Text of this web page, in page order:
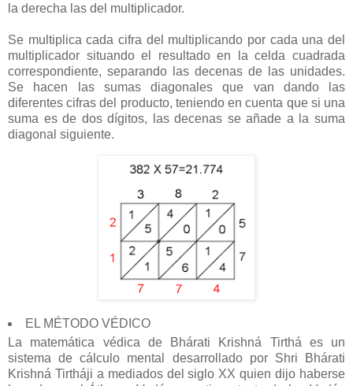
la derecha las del multiplicador.
Se multiplica cada cifra del multiplicando por cada una del
multiplicador situando el resultado en la celda cuadrada
correspondiente, separando las decenas de las unidades.
Se hacen las sumas diagonales que van dando las
diferentes cifras del producto, teniendo en cuenta que si una
suma es de dos dígitos, las decenas se añade a la suma
diagonal siguiente.
EL MÉTODO VÉDICO
La matemática védica de Bhárati Krishná Tirthá es un
sistema de cálculo mental desarrollado por Shri Bhárati
Krishná Tirtháji a mediados del siglo XX quien dijo haberse